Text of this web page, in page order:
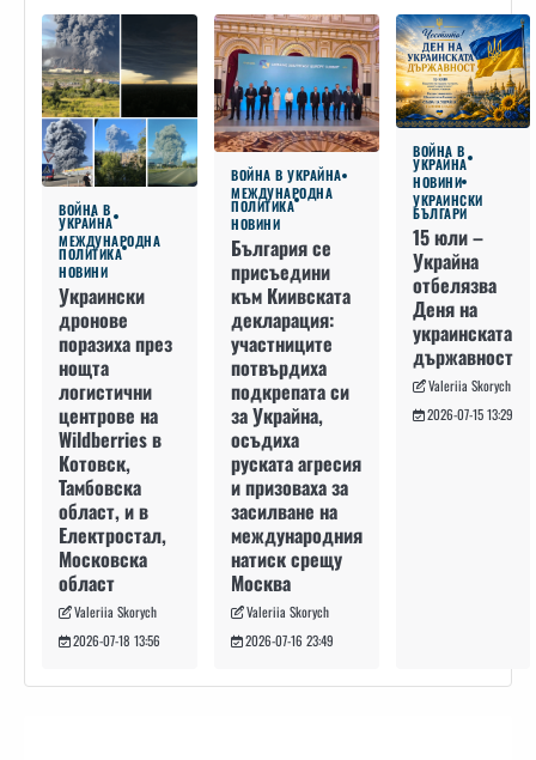
ВОЙНА В
УКРАЙНА
МЕЖДУНАРОДНА
ПОЛИТИКА
НОВИНИ
Украински
дронове
поразиха през
нощта
логистични
центрове на
Wildberries в
Котовск,
Тамбовска
област, и в
Електростал,
Московска
област
Valeriia Skorych
2026-07-18 13:56
ВОЙНА В УКРАЙНА
МЕЖДУНАРОДНА
ПОЛИТИКА
НОВИНИ
България се
присъедини
към Киивската
декларация:
участниците
потвърдиха
подкрепата си
за Украйна,
осъдиха
руската агресия
и призоваха за
засилване на
международния
натиск срещу
Москва
Valeriia Skorych
2026-07-16 23:49
ВОЙНА В
УКРАЙНА
НОВИНИ
УКРАИНСКИ
БЪЛГАРИ
15 юли –
Украйна
отбелязва
Деня на
украинската
държавност
Valeriia Skorych
2026-07-15 13:29